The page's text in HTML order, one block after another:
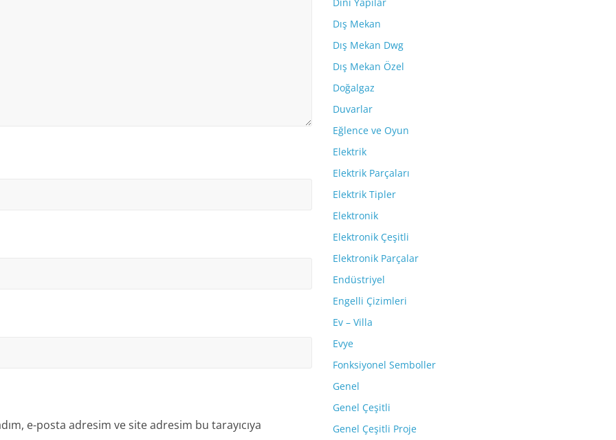
e-posta adresim ve site adresim bu tarayıcıya
Dış Mekan
Dış Mekan Dwg
Dış Mekan Özel
Doğalgaz
Duvarlar
Eğlence ve Oyun
Elektrik
Elektrik Parçaları
Elektrik Tipler
Elektronik
Elektronik Çeşitli
Elektronik Parçalar
Endüstriyel
Engelli Çizimleri
Ev – Villa
Evye
Fonksiyonel Semboller
Genel
Genel Çeşitli
Genel Çeşitli Proje